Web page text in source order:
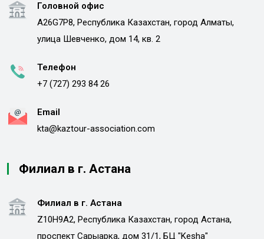
Головной офис
A26G7P8, Республика Казахстан, город Алматы,
улица Шевченко, дом 14, кв. 2
Телефон
+7 (727) 293 84 26
Email
kta@kaztour-association.com
Филиал в г. Астана
Филиал в г. Астана
Z10H9A2, Республика Казахстан, город Астана,
проспект Сарыарка, дом 31/1, БЦ "Kesha"